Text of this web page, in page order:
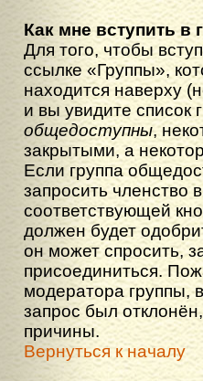
Как мне вступить в
Для того, чтобы
ссылке «Группы»,
находится наверху
и вы увидите список
общедоступны,
закрытыми, а
Если группа
запросить членство
соответствующей
должен будет
он может спросить,
присоединиться.
модератора группы,
запрос был
причины.
Вернуться к началу